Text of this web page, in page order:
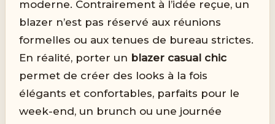
moderne. Contrairement à l’idée reçue, un
blazer n’est pas réservé aux réunions
formelles ou aux tenues de bureau strictes.
En réalité, porter un blazer casual chic
permet de créer des looks à la fois
élégants et confortables, parfaits pour le
week-end, un brunch ou une journée